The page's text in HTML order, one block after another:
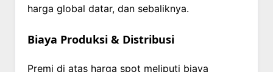
harga global datar, dan sebaliknya.
Biaya Produksi & Distribusi
Premi di atas harga spot meliputi biaya